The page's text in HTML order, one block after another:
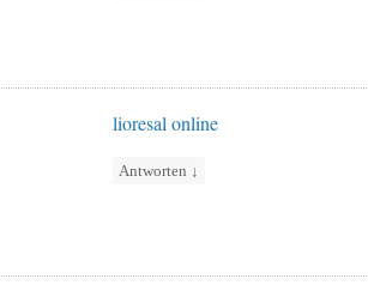
lioresal online
Antworten ↓